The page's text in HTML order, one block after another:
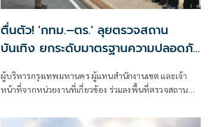
ตื่นตัว! 'กทม.–ตร.' ลุยตรวจสถาน
บันเทิง ยกระดับมาตรฐานความปลอดภัย
ผู้บริหารกรุงเทพมหานคร ผู้แทนสำนักงานเขต และเจ้า
หน้าที่จากหน่วยงานที่เกี่ยวข้อง ร่วมลงพื้นที่ตรวจสถาน
มาตรฐานความปลอดภัย